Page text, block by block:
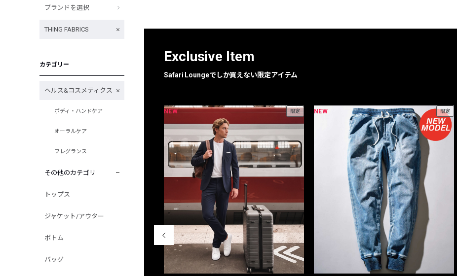
フォーカスブランド
ブランドを選択
THING FABRICS
カテゴリー
ヘルス&コスメティクス
ボディ・ハンドケア
オーラルケア
フレグランス
その他のカテゴリ
トップス
ジャケット/アウター
ボトム
バッグ
Exclusive Item
Safari Loungeでしか買えない限定アイテム
NEW 限定 NEW 限定